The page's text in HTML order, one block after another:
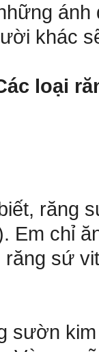
khác
loại
răng
Em chỉ
sứ
sườn